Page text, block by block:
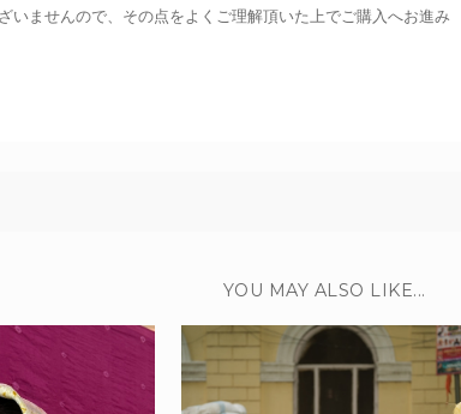
いませんので、その点をよくご理解頂いた上でご購入へお進み
YOU MAY ALSO LIKE...